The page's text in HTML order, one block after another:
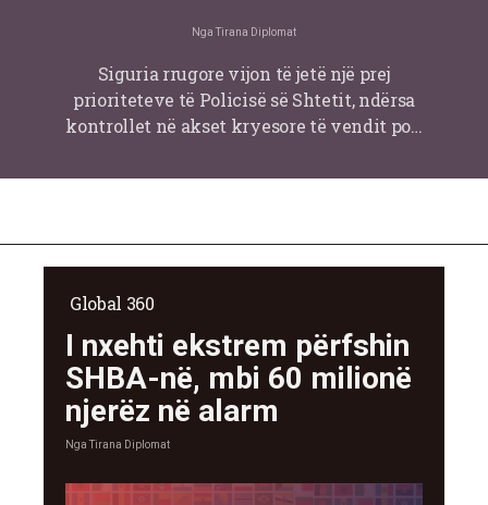
Nga Tirana Diplomat
Siguria rrugore vijon të jetë një prej
prioriteteve të Policisë së Shtetit, ndërsa
kontrollet në akset kryesore të vendit po…
Global 360
I nxehti ekstrem përfshin
SHBA-në, mbi 60 milionë
njerëz në alarm
NgaTirana Diplomat